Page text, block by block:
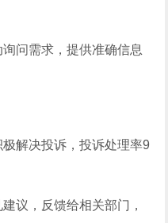
问需求，提供准确信息
解决投诉，投诉处理率9
议，反馈给相关部门，